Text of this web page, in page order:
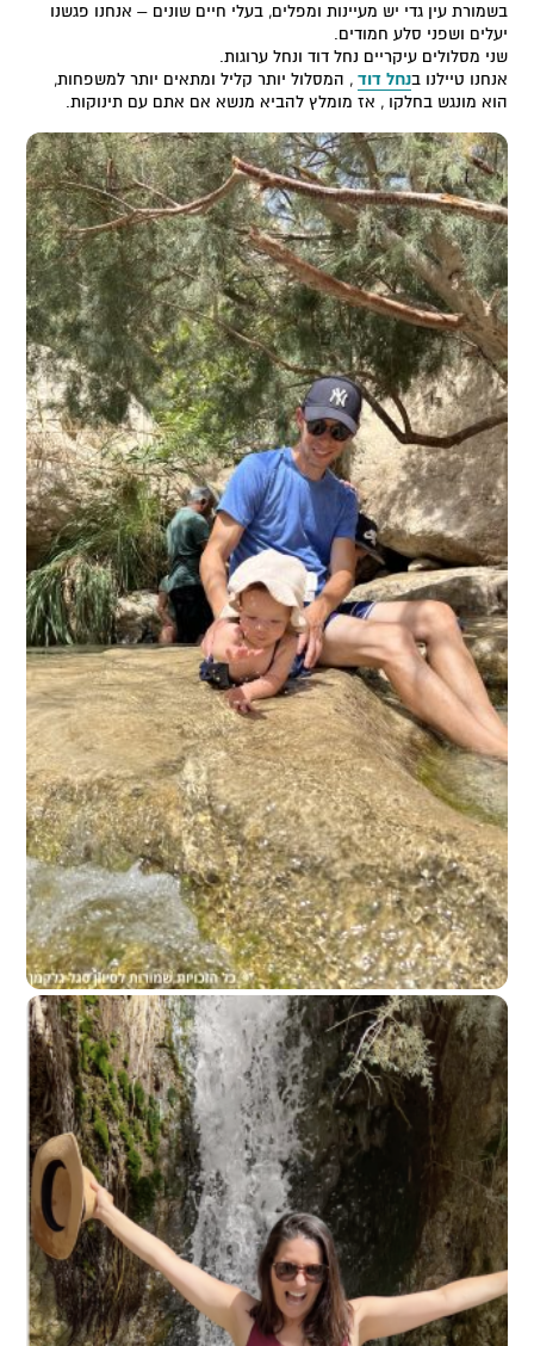
בשמורת עין גדי יש מעיינות ומפלים, בעלי חיים שונים – אנחנו פגשנו
יעלים ושפני סלע חמודים.
שני מסלולים עיקריים נחל דוד ונחל ערוגות.
אנחנו טיילנו בנחל דוד , המסלול יותר קליל ומתאים יותר למשפחות,
הוא מונגש בחלקו , אז מומלץ להביא מנשא אם אתם עם תינוקות.